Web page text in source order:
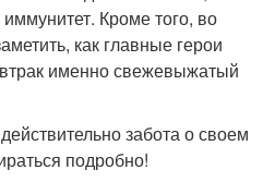
Кроме того, во
как главные герои
именно свежевыжатый
забота о своем
подробно!